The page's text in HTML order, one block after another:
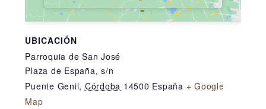
UBICACIÓN
Parroquia de San José
Plaza de España, s/n
Puente Genil, Córdoba 14500 España + Google
Map